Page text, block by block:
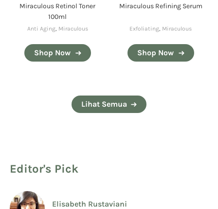
Miraculous Retinol Toner
100ml
Anti Aging, Miraculous
Shop Now
Miraculous Refining Serum
Exfoliating, Miraculous
Shop Now
Lihat Semua
Editor's Pick
Elisabeth Rustaviani